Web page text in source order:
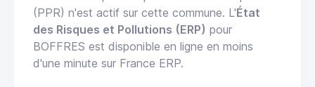
(PPR) n'est actif sur cette commune. L'État
des Risques et Pollutions (ERP) pour
BOFFRES est disponible en ligne en moins
d'une minute sur France ERP.